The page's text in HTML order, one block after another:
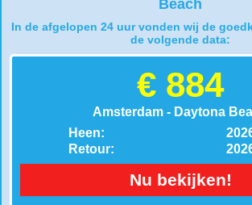
Beach
In de afgelopen 24 uur vonden wij de
de volgende data:
€ 884
Amsterdam - Daytona
Heen:
Retour:
Nu bekijken!